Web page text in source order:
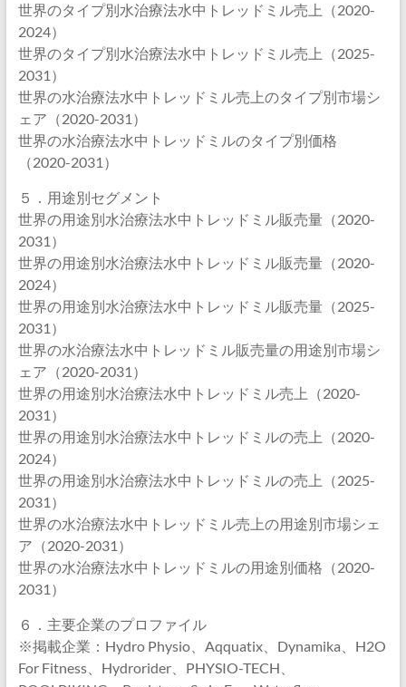
世界のタイプ別水治療法水中トレッドミル売上（2020-
2024）
世界のタイプ別水治療法水中トレッドミル売上（2025-
2031）
世界の水治療法水中トレッドミル売上のタイプ別市場シ
ェア（2020-2031）
世界の水治療法水中トレッドミルのタイプ別価格
（2020-2031）
５．用途別セグメント
世界の用途別水治療法水中トレッドミル販売量（2020-
2031）
世界の用途別水治療法水中トレッドミル販売量（2020-
2024）
世界の用途別水治療法水中トレッドミル販売量（2025-
2031）
世界の水治療法水中トレッドミル販売量の用途別市場シ
ェア（2020-2031）
世界の用途別水治療法水中トレッドミル売上（2020-
2031）
世界の用途別水治療法水中トレッドミルの売上（2020-
2024）
世界の用途別水治療法水中トレッドミルの売上（2025-
2031）
世界の水治療法水中トレッドミル売上の用途別市場シェ
ア（2020-2031）
世界の水治療法水中トレッドミルの用途別価格（2020-
2031）
６．主要企業のプロファイル
※掲載企業：Hydro Physio、Aqquatix、Dynamika、H2O
For Fitness、Hydrorider、PHYSIO-TECH、